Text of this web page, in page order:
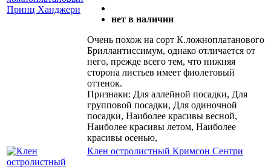
нет в наличии
Очень похож на сорт К.ложноплатанового
Бриллантиссимум, однако отличается от
него, прежде всего тем, что нижняя
сторона листьев имеет фиолетовый
оттенок.
Признаки: Для аллейной посадки, Для
групповой посадки, Для одиночной
посадки, Наиболее красивы весной,
Наиболее красивы летом, Наиболее
красивы осенью,
Клен остролистный Кримсон Сентри